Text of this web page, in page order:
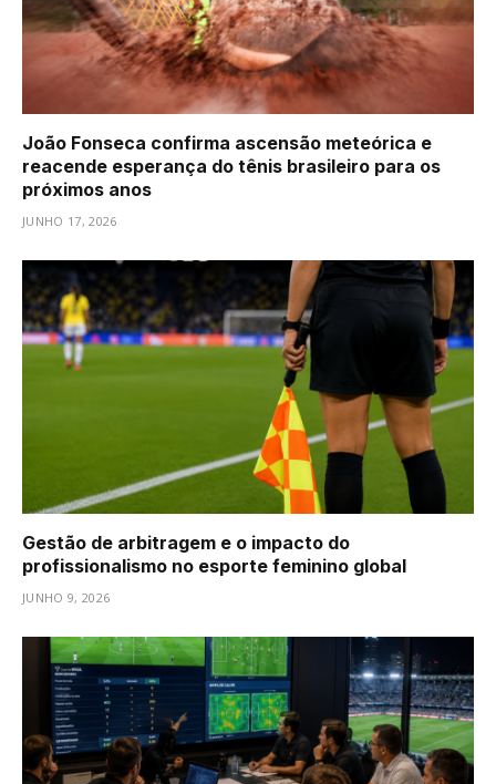
João Fonseca confirma ascensão meteórica e
reacende esperança do tênis brasileiro para os
próximos anos
JUNHO 17, 2026
Gestão de arbitragem e o impacto do
profissionalismo no esporte feminino global
JUNHO 9, 2026